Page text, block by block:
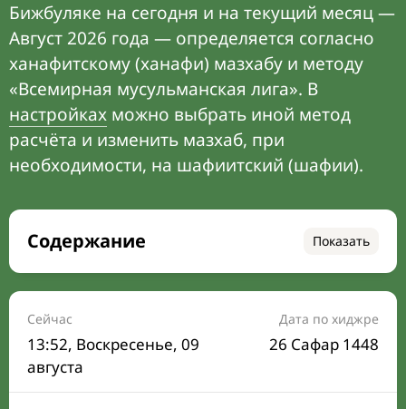
Бижбуляке на сегодня и на текущий месяц —
Август 2026 года — определяется согласно
ханафитскому (ханафи) мазхабу и методу
«Всемирная мусульманская лига». В
настройках можно выбрать иной метод
расчёта и изменить мазхаб, при
необходимости, на шафиитский (шафии).
Содержание Показать
Время намаза на сегодня
Расписание на месяц
Время Сухура и Ифтара на сегодня
Календарь рамадана
Сейчас
13:52, Воскресенье, 09
августа
Дата по хиджре
26 Сафар 1448